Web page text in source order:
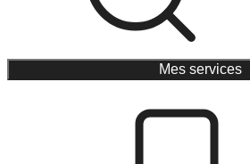
Mes services